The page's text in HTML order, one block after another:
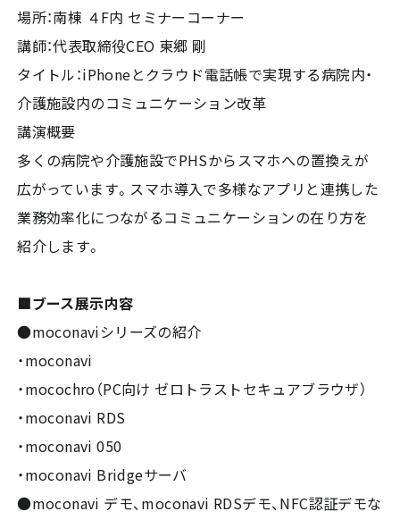
場所：南棟 ４F内 セミナーコーナー
講師：代表取締役CEO 東郷 剛
タイトル：iPhoneとクラウド電話帳で実現する病院内・
介護施設内のコミュニケーション改革
講演概要
多くの病院や介護施設でPHSからスマホへの置換えが
広がっています。スマホ導入で多様なアプリと連携した
業務効率化につながるコミュニケーションの在り方を
紹介します。
■ブース展示内容
●moconaviシリーズの紹介
・moconavi
・mocochro（PC向け ゼロトラストセキュアブラウザ）
・moconavi RDS
・moconavi 050
・moconavi Bridgeサーバ
●moconavi デモ、moconavi RDSデモ、NFC認証デモな